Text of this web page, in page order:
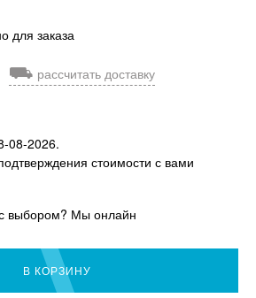
для заказа
⛟ рассчитать доставку
08-2026.
стоимости с вами
выбором? Мы онлайн
В КОРЗИНУ